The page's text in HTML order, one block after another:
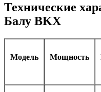
Технические
Балу BKX
Модель Мощность